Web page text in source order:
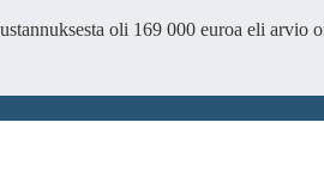
oli 169 000 euroa eli arvio